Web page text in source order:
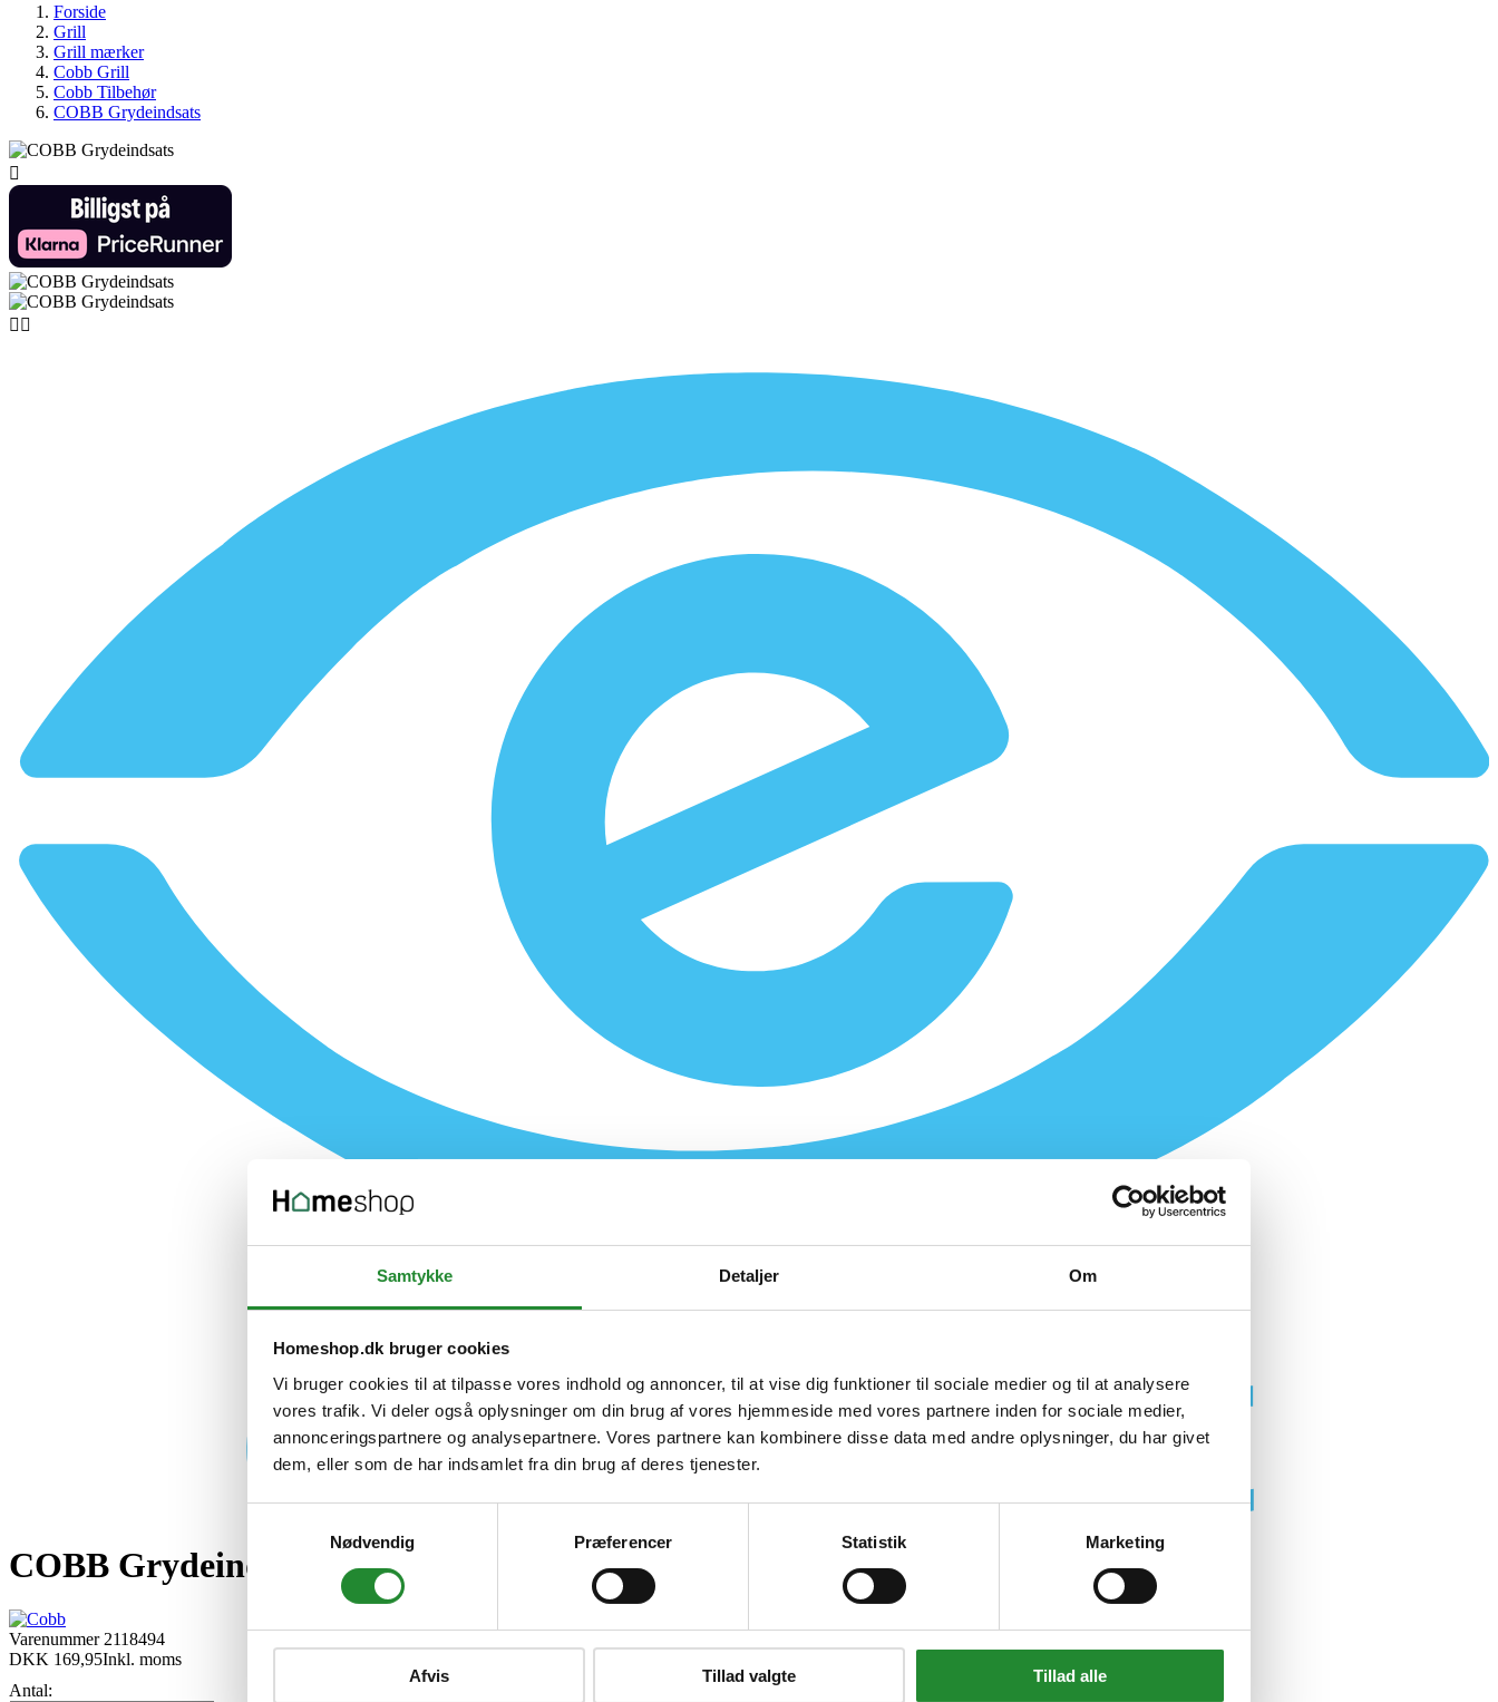
Samtykke Detaljer Om
Homeshop.dk bruger cookies
Vi bruger cookies til at tilpasse vores indhold og annoncer, til at vise dig funktioner til sociale medier og til at analysere
vores trafik. Vi deler også oplysninger om din brug af vores hjemmeside med vores partnere inden for sociale medier,
annonceringspartnere og analysepartnere. Vores partnere kan kombinere disse data med andre oplysninger, du har givet
dem, eller som de har indsamlet fra din brug af deres tjenester.
Nødvendig
Præferencer Statistik Marketing
Afvis Tillad valgte Tillad alle
Forside
Grill
Grill mærker
Cobb Grill
Cobb Tilbehør
COBB Grydeindsats

 
COBB Grydeindsats
Varenummer 2118494
DKK 169,95Inkl. moms
Antal: